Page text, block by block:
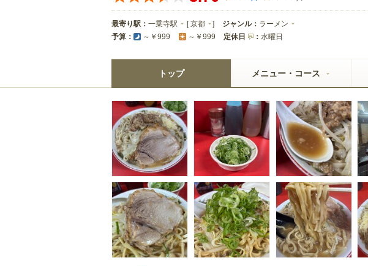
最寄り駅： 一乗寺駅 [京都 ] ジャンル： ラーメン
予算： ～￥999 ～￥999 定休日 ： 水曜日
トップ メニュー・コース